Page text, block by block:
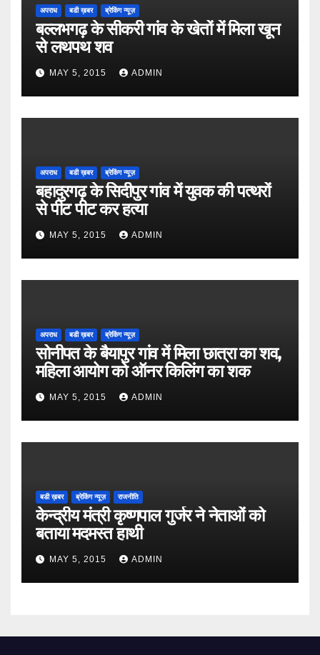
अपराध बडी ख़बर ब्रेकिंग न्यूज़
बल्लभगढ़ के सीकरी गांव के खेतों में मिला खून
से लथपथ शव
MAY 5, 2015 ADMIN
अपराध बडी ख़बर ब्रेकिंग न्यूज़
बहादुरगढ़ के सिदीपुर गांव में युवक की पत्थरों
से पीट पीट कर हत्या
MAY 5, 2015 ADMIN
अपराध बडी ख़बर ब्रेकिंग न्यूज़
सोनीपत के बैयापुर गांव में मिला छात्रा का शव,
महिला आयोग को ऑनर किलिंग का शक
MAY 5, 2015 ADMIN
बडी ख़बर ब्रेकिंग न्यूज़ राजनीति
केन्द्रीय मंत्री कृष्णपाल गुर्जर ने नेताओं को
बताया मदमस्त हाथी
MAY 5, 2015 ADMIN